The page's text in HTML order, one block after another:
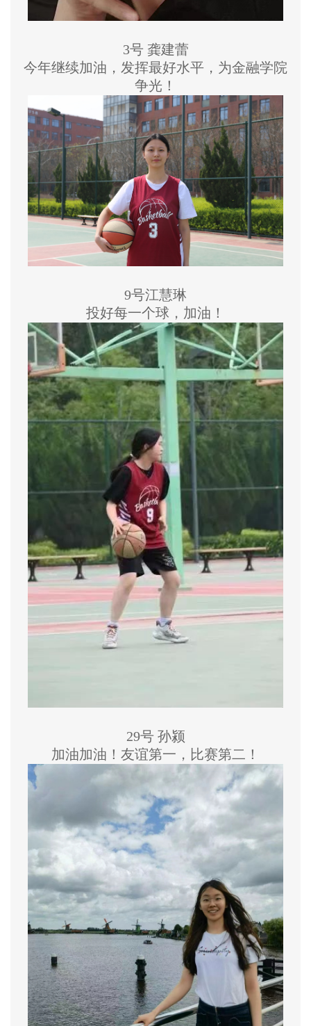
3号 龚建蕾
今年继续加油，发挥最好水平，为金融学院
争光！
9号江慧琳
投好每一个球，加油！
29号 孙颍
加油加油！友谊第一，比赛第二！